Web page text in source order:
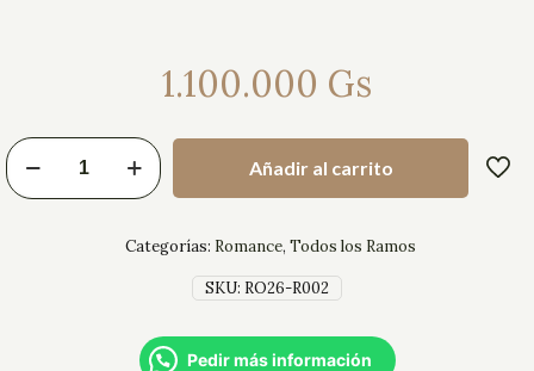
1.100.000 Gs
Añadir al carrito
SKU: RO26-R002
Categorías: Romance, Todos los Ramos
Pedir más información